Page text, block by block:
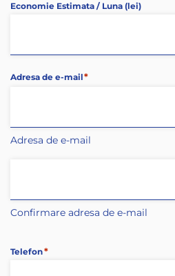
Economie Estimata / Luna (lei)
Adresa de e-mail*
Adresa de e-mail
Confirmare adresa de e-mail
Telefon*